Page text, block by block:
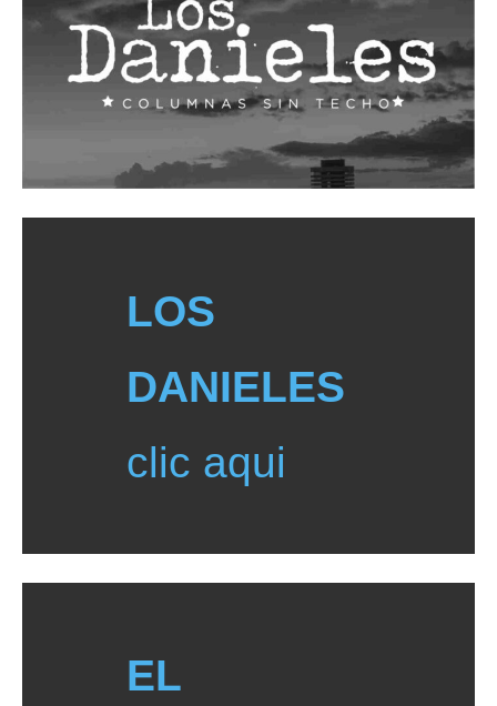
LOS
DANIELES
clic aqui
EL